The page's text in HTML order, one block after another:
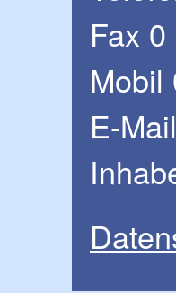
Fax
Mobil
E-